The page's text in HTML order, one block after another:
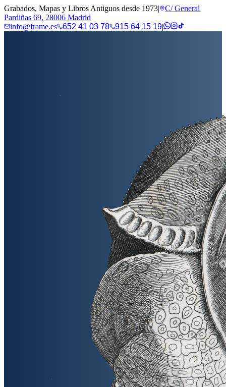
Grabados, Mapas y Libros Antiguos desde 1973|
C/ General
Pardiñas 69, 28006 Madrid
info@frame.es
652 41 03 78 915 64 15 19|